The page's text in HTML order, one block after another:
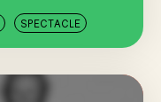
SPECTACLE